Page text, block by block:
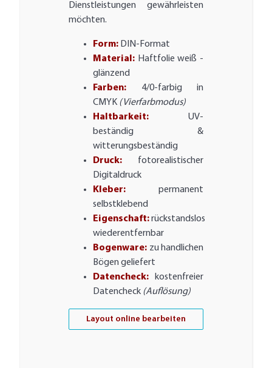
Dienstleistungen gewährleisten
möchten.
Form: DIN-Format
Material: Haftfolie weiß -
glänzend
Farben: 4/0-farbig in
CMYK (Vierfarbmodus)
Haltbarkeit: UV-
beständig &
witterungsbeständig
Druck: fotorealistischer
Digitaldruck
Kleber: permanent
selbstklebend
Eigenschaft:rückstandslos
wiederentfernbar
Bogenware: zu handlichen
Bögen geliefert
Datencheck: kostenfreier
Datencheck (Auflösung)
Layout online bearbeiten